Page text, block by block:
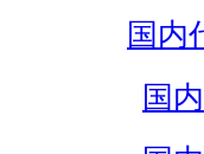
国内
国